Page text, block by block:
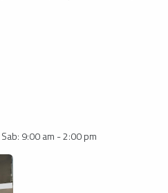
9:00 am - 2:00 pm